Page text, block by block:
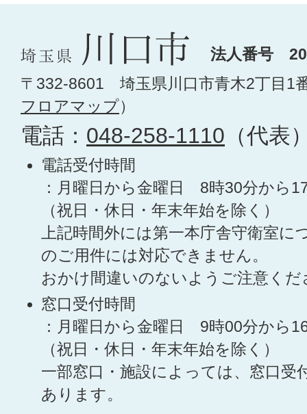
法人番号
〒332-8601 埼玉県川口市青木2丁目1
フロアマップ）
電話： 048-258-1110 （代表
電話受付時間
：月曜日から金曜日 8時30分から
（祝日・休日・年末年始を除く）
上記時間外には第一本庁舎守衛室に
のご用件には対応できません。
おかけ間違いのないようご注意くだ
窓口受付時間
：月曜日から金曜日 9時00分から
（祝日・休日・年末年始を除く）
一部窓口・施設によっては、窓口受
あります。